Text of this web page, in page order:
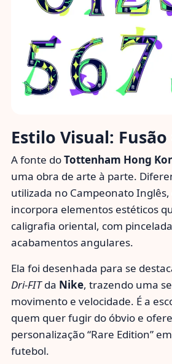
Estilo Visual:
A fonte doTottenham Hong
uma obra de arte à parte.
utilizada no Campeonato
incorpora elementos estéticos
caligrafia oriental, com
acabamentos angulares.
Ela foi desenhada para se
Dri-FITda Nike, trazendo uma
movimento e velocidade. É a
quem quer fugir do óbvio e
personalização “Rare Edition”
futebol.